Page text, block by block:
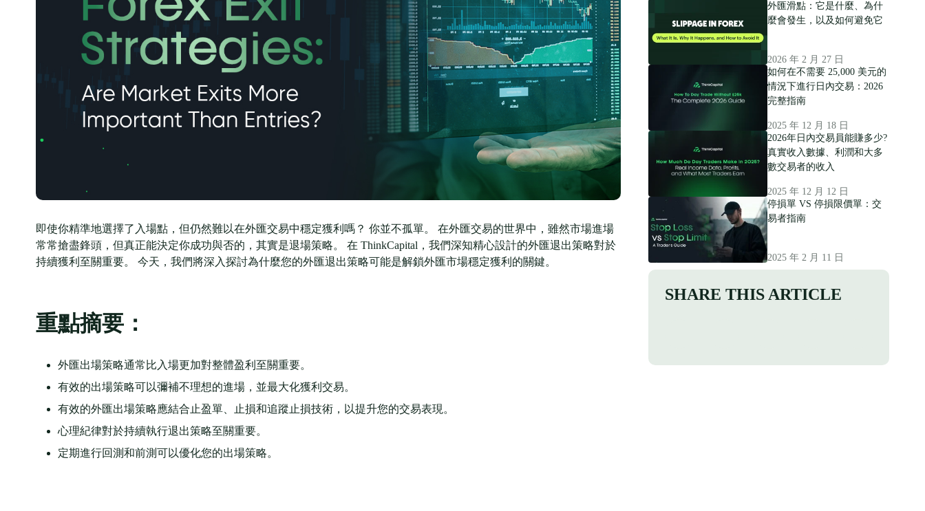
即使你精準地選擇了入場點，但仍然難以在外匯交易中穩定獲利嗎？ 你並不孤單。 在外匯交易的世界中，雖然市場進場
常常搶盡鋒頭，但真正能決定你成功與否的，其實是退場策略。 在 ThinkCapital，我們深知精心設計的外匯退出策略對於
持續獲利至關重要。 今天，我們將深入探討為什麼您的外匯退出策略可能是解鎖外匯市場穩定獲利的關鍵。
重點摘要：
外匯出場策略通常比入場更加對整體盈利至關重要。
有效的出場策略可以彌補不理想的進場，並最大化獲利交易。
有效的外匯出場策略應結合止盈單、止損和追蹤止損技術，以提升您的交易表現。
心理紀律對於持續執行退出策略至關重要。
定期進行回測和前測可以優化您的出場策略。
外匯滑點：它是什麼、為什
麼會發生，以及如何避免它
2026 年 2 月 27 日
如何在不需要 25,000 美元的
情況下進行日內交易：2026
完整指南
2025 年 12 月 18 日
2026年日內交易員能賺多少?
真實收入數據、利潤和大多
數交易者的收入
2025 年 12 月 12 日
停損單 VS 停損限價單：交
易者指南
2025 年 2 月 11 日
SHARE THIS ARTICLE